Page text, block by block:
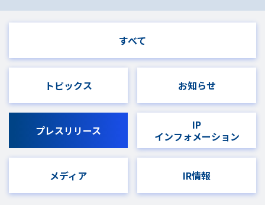
すべて
トピックス お知らせ
プレスリリース
IP
インフォメーション
メディア IR情報